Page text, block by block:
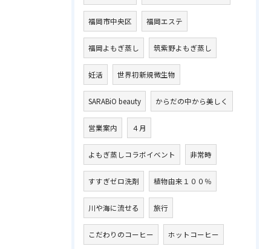
福岡市中央区 福岡エステ
福岡よもぎ蒸し 筑紫野よもぎ蒸し
妊活 世界初新規微生物
SARABiO beauty からだの中から美しく
営業案内 ４月
よもぎ蒸しコラボイベント 非常時
すすぎゼロ洗剤 植物由来１００％
川や海に流せる 旅行
こだわりのコーヒー ホットコーヒー